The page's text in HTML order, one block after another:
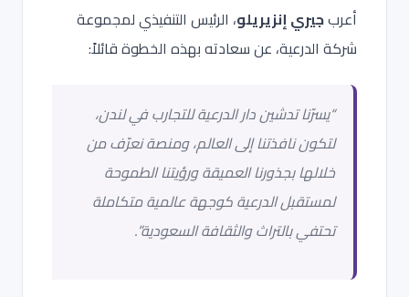
أعربجيري إنزيريلو، الرئيس التنفيذي لمجموعة
شركة الدرعية، عن سعادته بهذه الخطوة قائلاً:
“يسرّنا تدشيندار الدرعية للتجاربفي لندن،
لتكون نافذتنا إلى العالم، ومنصة نعرّف من
خلالها بجذورنا العميقة ورؤيتنا الطموحة
لمستقبل الدرعية كوجهة عالمية متكاملة
تحتفي بالتراث والثقافة السعودية”.